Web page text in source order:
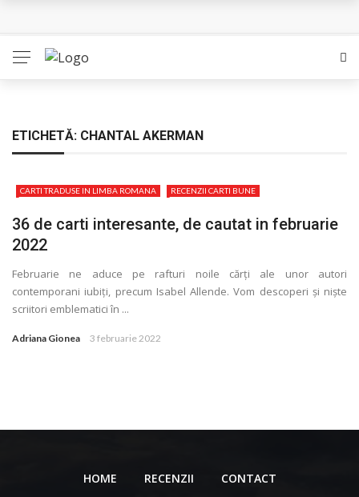
The Man Who Sold Air in the Holy Land – Generatia care
Queer – Un Burroughs sentimental
Luati-ma drept un vis. Povestiri in K. minor – Dor de Kafka
ETICHETĂ: CHANTAL AKERMAN
CARTI TRADUSE IN LIMBA ROMANA RECENZII CARTI BUNE
36 de carti interesante, de cautat in februarie
2022
Februarie ne aduce pe rafturi noile cărţi ale unor autori
contemporani iubiţi, precum Isabel Allende. Vom descoperi și niște
scriitori emblematici în ...
Adriana Gionea 3 februarie 2022
HOME RECENZII CONTACT